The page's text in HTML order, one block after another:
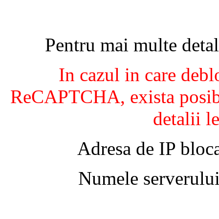
Pentru mai multe
In cazul in care
ReCAPTCHA, exista
detalii
Adresa de IP
Numele